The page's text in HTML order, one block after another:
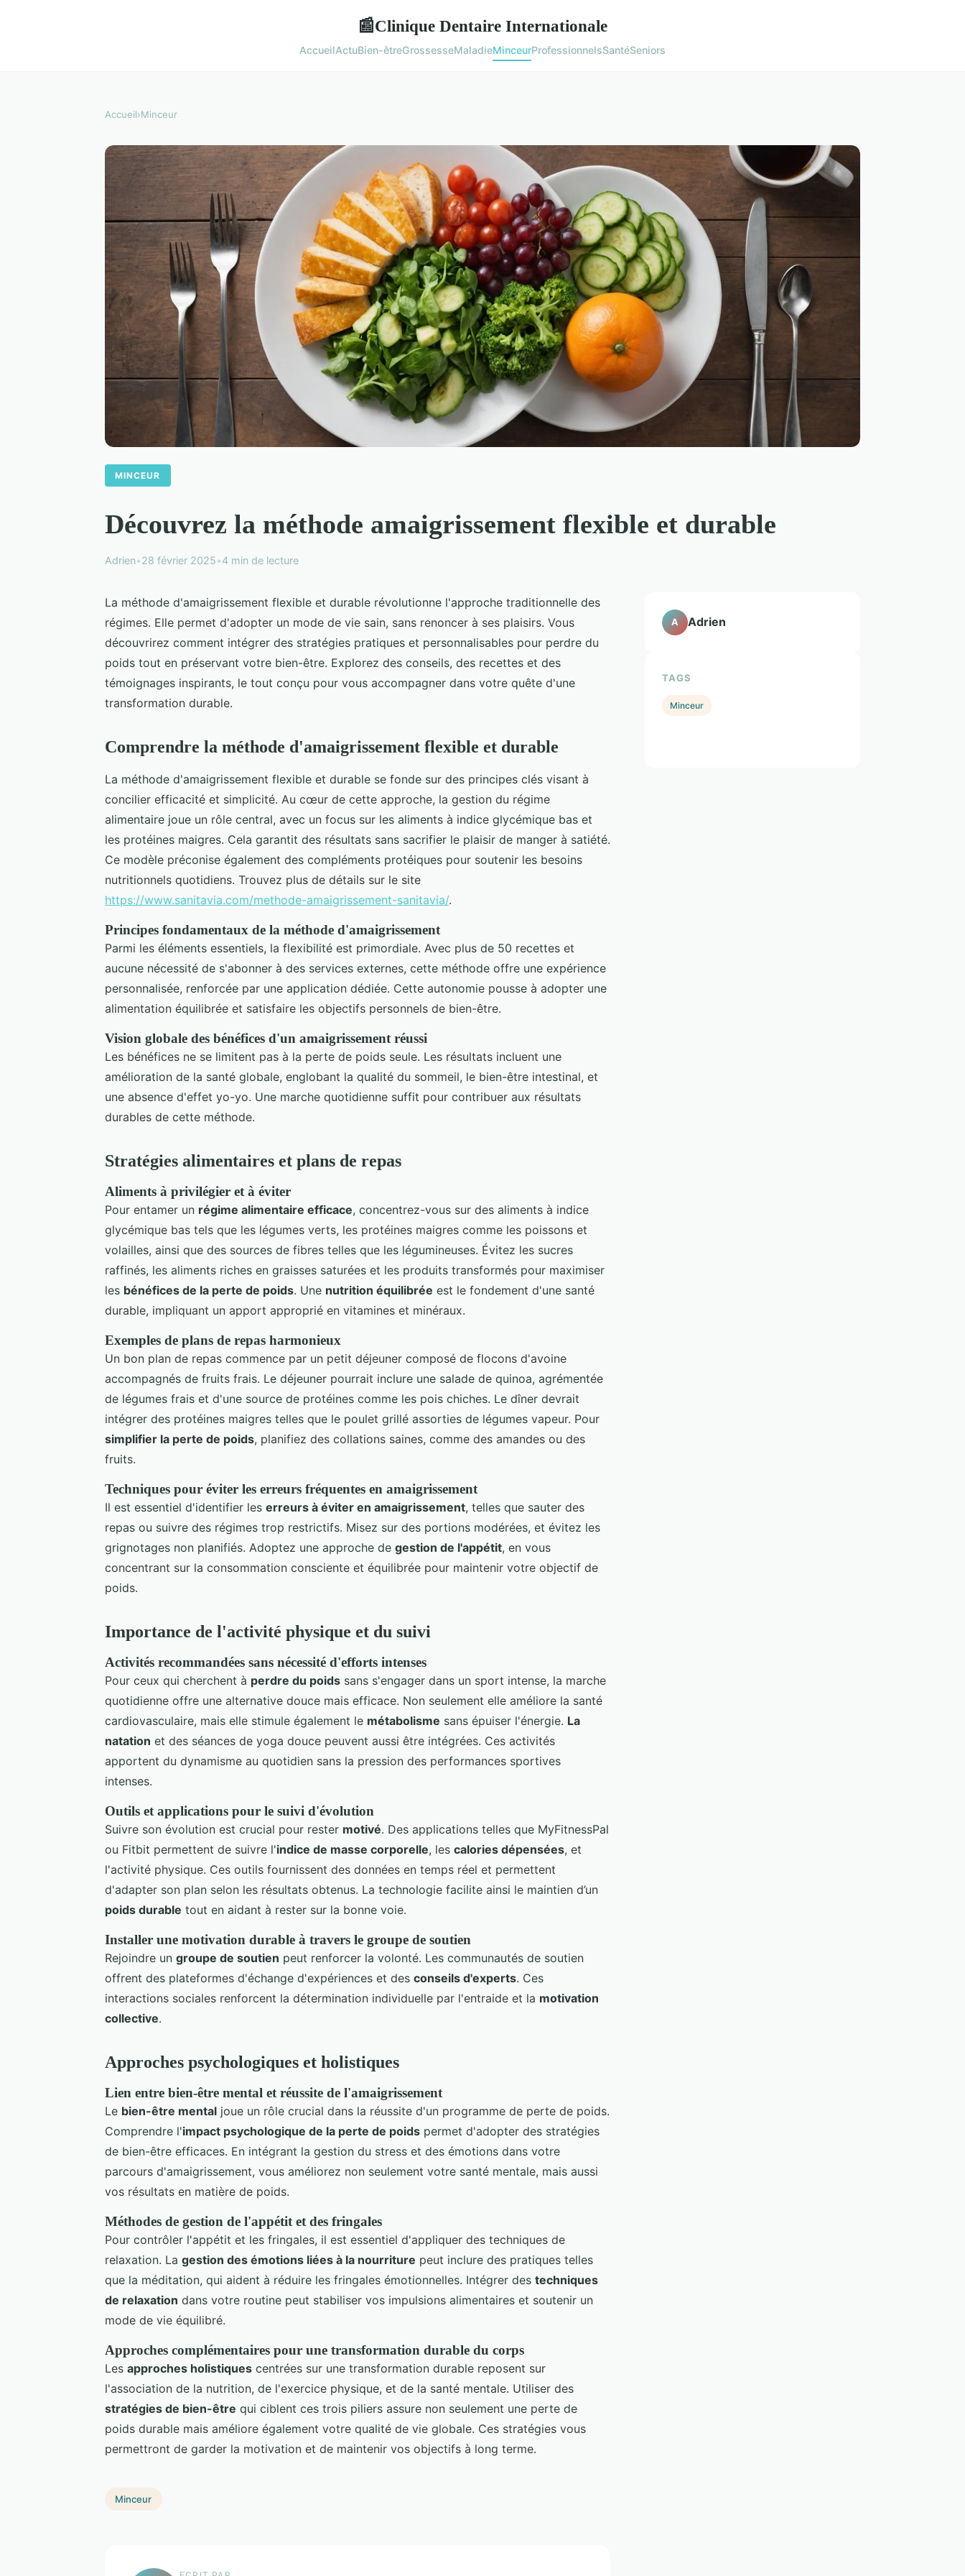
📰Clinique Dentaire Internationale
AccueilActuBien-êtreGrossesseMaladieMinceurProfessionnelsSantéSeniors
Accueil›Minceur
MINCEUR
Découvrez la méthode amaigrissement flexible et durable
Adrien•28 février 2025•4 min de lecture
La méthode d'amaigrissement flexible et durable révolutionne l'approche traditionnelle des
régimes. Elle permet d'adopter un mode de vie sain, sans renoncer à ses plaisirs. Vous
découvrirez comment intégrer des stratégies pratiques et personnalisables pour perdre du
poids tout en préservant votre bien-être. Explorez des conseils, des recettes et des
témoignages inspirants, le tout conçu pour vous accompagner dans votre quête d'une
transformation durable.
Comprendre la méthode d'amaigrissement flexible et durable
La méthode d'amaigrissement flexible et durable se fonde sur des principes clés visant à
concilier efficacité et simplicité. Au cœur de cette approche, la gestion du régime
alimentaire joue un rôle central, avec un focus sur les aliments à indice glycémique bas et
les protéines maigres. Cela garantit des résultats sans sacrifier le plaisir de manger à satiété.
Ce modèle préconise également des compléments protéiques pour soutenir les besoins
nutritionnels quotidiens. Trouvez plus de détails sur le site
https://www.sanitavia.com/methode-amaigrissement-sanitavia/.
Principes fondamentaux de la méthode d'amaigrissement
Parmi les éléments essentiels, la flexibilité est primordiale. Avec plus de 50 recettes et
aucune nécessité de s'abonner à des services externes, cette méthode offre une expérience
personnalisée, renforcée par une application dédiée. Cette autonomie pousse à adopter une
alimentation équilibrée et satisfaire les objectifs personnels de bien-être.
Vision globale des bénéfices d'un amaigrissement réussi
Les bénéfices ne se limitent pas à la perte de poids seule. Les résultats incluent une
amélioration de la santé globale, englobant la qualité du sommeil, le bien-être intestinal, et
une absence d'effet yo-yo. Une marche quotidienne suffit pour contribuer aux résultats
durables de cette méthode.
Stratégies alimentaires et plans de repas
Aliments à privilégier et à éviter
Pour entamer un régime alimentaire efficace, concentrez-vous sur des aliments à indice
glycémique bas tels que les légumes verts, les protéines maigres comme les poissons et
volailles, ainsi que des sources de fibres telles que les légumineuses. Évitez les sucres
raffinés, les aliments riches en graisses saturées et les produits transformés pour maximiser
les bénéfices de la perte de poids. Une nutrition équilibrée est le fondement d'une santé
durable, impliquant un apport approprié en vitamines et minéraux.
Exemples de plans de repas harmonieux
Un bon plan de repas commence par un petit déjeuner composé de flocons d'avoine
accompagnés de fruits frais. Le déjeuner pourrait inclure une salade de quinoa, agrémentée
de légumes frais et d'une source de protéines comme les pois chiches. Le dîner devrait
intégrer des protéines maigres telles que le poulet grillé assorties de légumes vapeur. Pour
simplifier la perte de poids, planifiez des collations saines, comme des amandes ou des
fruits.
Techniques pour éviter les erreurs fréquentes en amaigrissement
Il est essentiel d'identifier les erreurs à éviter en amaigrissement, telles que sauter des
repas ou suivre des régimes trop restrictifs. Misez sur des portions modérées, et évitez les
grignotages non planifiés. Adoptez une approche de gestion de l'appétit, en vous
concentrant sur la consommation consciente et équilibrée pour maintenir votre objectif de
poids.
Importance de l'activité physique et du suivi
Activités recommandées sans nécessité d'efforts intenses
Pour ceux qui cherchent à perdre du poids sans s'engager dans un sport intense, la marche
quotidienne offre une alternative douce mais efficace. Non seulement elle améliore la santé
cardiovasculaire, mais elle stimule également le métabolisme sans épuiser l'énergie. La
natation et des séances de yoga douce peuvent aussi être intégrées. Ces activités
apportent du dynamisme au quotidien sans la pression des performances sportives
intenses.
Outils et applications pour le suivi d'évolution
Suivre son évolution est crucial pour rester motivé. Des applications telles que MyFitnessPal
ou Fitbit permettent de suivre l'indice de masse corporelle, les calories dépensées, et
l'activité physique. Ces outils fournissent des données en temps réel et permettent
d'adapter son plan selon les résultats obtenus. La technologie facilite ainsi le maintien d’un
poids durable tout en aidant à rester sur la bonne voie.
Installer une motivation durable à travers le groupe de soutien
Rejoindre un groupe de soutien peut renforcer la volonté. Les communautés de soutien
offrent des plateformes d'échange d'expériences et des conseils d'experts. Ces
interactions sociales renforcent la détermination individuelle par l'entraide et la motivation
collective.
Approches psychologiques et holistiques
Lien entre bien-être mental et réussite de l'amaigrissement
Le bien-être mental joue un rôle crucial dans la réussite d'un programme de perte de poids.
Comprendre l'impact psychologique de la perte de poids permet d'adopter des stratégies
de bien-être efficaces. En intégrant la gestion du stress et des émotions dans votre
parcours d'amaigrissement, vous améliorez non seulement votre santé mentale, mais aussi
vos résultats en matière de poids.
Méthodes de gestion de l'appétit et des fringales
Pour contrôler l'appétit et les fringales, il est essentiel d'appliquer des techniques de
relaxation. La gestion des émotions liées à la nourriture peut inclure des pratiques telles
que la méditation, qui aident à réduire les fringales émotionnelles. Intégrer des techniques
de relaxation dans votre routine peut stabiliser vos impulsions alimentaires et soutenir un
mode de vie équilibré.
Approches complémentaires pour une transformation durable du corps
Les approches holistiques centrées sur une transformation durable reposent sur
l'association de la nutrition, de l'exercice physique, et de la santé mentale. Utiliser des
stratégies de bien-être qui ciblent ces trois piliers assure non seulement une perte de
poids durable mais améliore également votre qualité de vie globale. Ces stratégies vous
permettront de garder la motivation et de maintenir vos objectifs à long terme.
Minceur
A Adrien
TAGS
Minceur